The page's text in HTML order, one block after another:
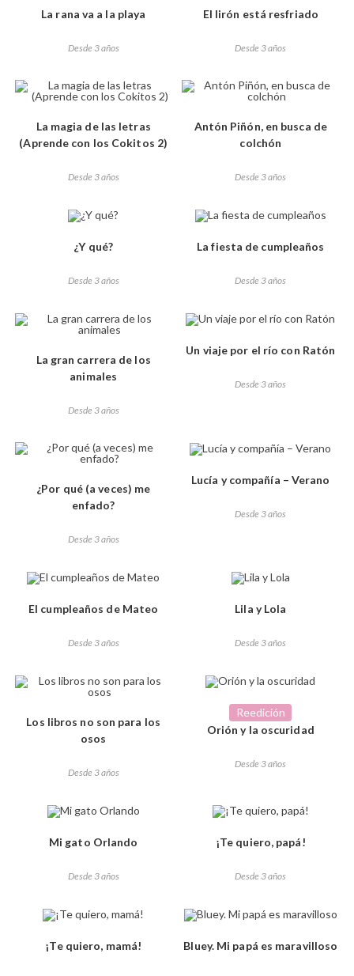
La rana va a la playa
Desde 3 años
El lirón está resfriado
Desde 3 años
La magia de las letras
(Aprende con los Cokitos 2)
Desde 3 años
Antón Piñón, en busca de
colchón
Desde 3 años
¿Y qué?
Desde 3 años
La fiesta de cumpleaños
Desde 3 años
La gran carrera de los
animales
Desde 3 años
Un viaje por el río con Ratón
Desde 3 años
¿Por qué (a veces) me
enfado?
Desde 3 años
Lucía y compañía – Verano
Desde 3 años
El cumpleaños de Mateo
Desde 3 años
Lila y Lola
Desde 3 años
Los libros no son para los
osos
Desde 3 años
Reedición
Orión y la oscuridad
Desde 3 años
Mi gato Orlando
Desde 3 años
¡Te quiero, papá!
Desde 3 años
¡Te quiero, mamá! Bluey. Mi papá es maravilloso